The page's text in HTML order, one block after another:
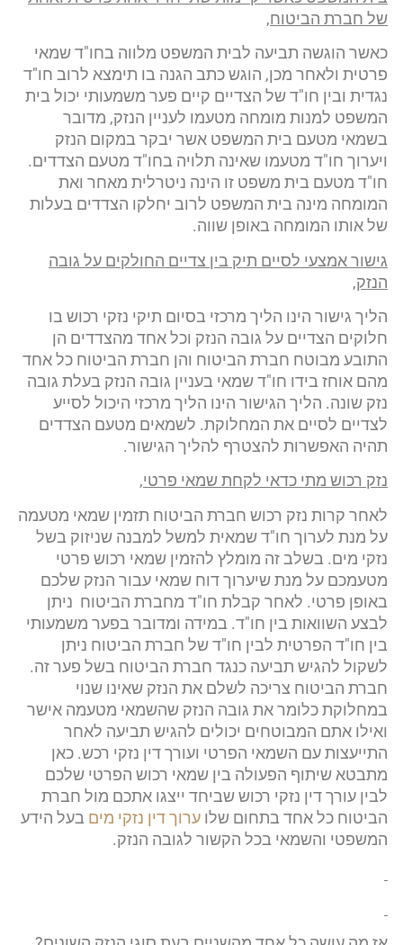
של חברת הביטוח,
כאשר הוגשה תביעה לבית המשפט מלווה בחו"ד שמאי
פרטית ולאחר מכן, הוגש כתב הגנה בו תימצא לרוב חו"ד
נגדית ובין חו"ד של הצדיים קיים פער משמעותי יכול בית
המשפט למנות מומחה מטעמו לעניין הנזק, מדובר
בשמאי מטעם בית המשפט אשר יבקר במקום הנזק
ויערוך חו"ד מטעמו שאינה תלויה בחו"ד מטעם הצדדים.
חו"ד מטעם בית משפט זו הינה ניטרלית מאחר ואת
המומחה מינה בית המשפט לרוב יחלקו הצדדים בעלות
של אותו המומחה באופן שווה.
גישור אמצעי לסיים תיק בין צדיים החולקים על גובה
הנזק,
הליך גישור הינו הליך מרכזי בסיום תיקי נזקי רכוש בו
חלוקים הצדיים על גובה הנזק וכל אחד מהצדדים הן
התובע מבוטח חברת הביטוח והן חברת הביטוח כל אחד
מהם אוחז בידו חו"ד שמאי בעניין גובה הנזק בעלת גובה
נזק שונה. הליך הגישור הינו הליך מרכזי היכול לסייע
לצדיים לסיים את המחלוקת. לשמאים מטעם הצדדים
תהיה האפשרות להצטרף להליך הגישור.
נזק רכוש מתי כדאי לקחת שמאי פרטי,
לאחר קרות נזק רכוש חברת הביטוח תזמין שמאי מטעמה
על מנת לערוך חו"ד שמאית למשל למבנה שניזוק בשל
נזקי מים. בשלב זה מומלץ להזמין שמאי רכוש פרטי
מטעמכם על מנת שיערוך דוח שמאי עבור הנזק שלכם
באופן פרטי. לאחר קבלת חו"ד מחברת הביטוח ניתן
לבצע השוואות בין חו"ד. במידה ומדובר בפער משמעותי
בין חו"ד הפרטית לבין חו"ד של חברת הביטוח ניתן
לשקול להגיש תביעה כנגד חברת הביטוח בשל פער זה.
חברת הביטוח צריכה לשלם את הנזק שאינו שנוי
במחלוקת כלומר את גובה הנזק שהשמאי מטעמה אישר
ואילו אתם המבוטחים יכולים להגיש תביעה לאחר
התייעצות עם השמאי הפרטי ועורך דין נזקי רכש. כאן
מתבטא שיתוף הפעולה בין שמאי רכוש הפרטי שלכם
לבין עורך דין נזקי רכוש שביחד ייצגו אתכם מול חברת
הביטוח כל אחד בתחום שלו ערוך דין נזקי מים בעל הידע
המשפטי והשמאי בכל הקשור לגובה הנזק.